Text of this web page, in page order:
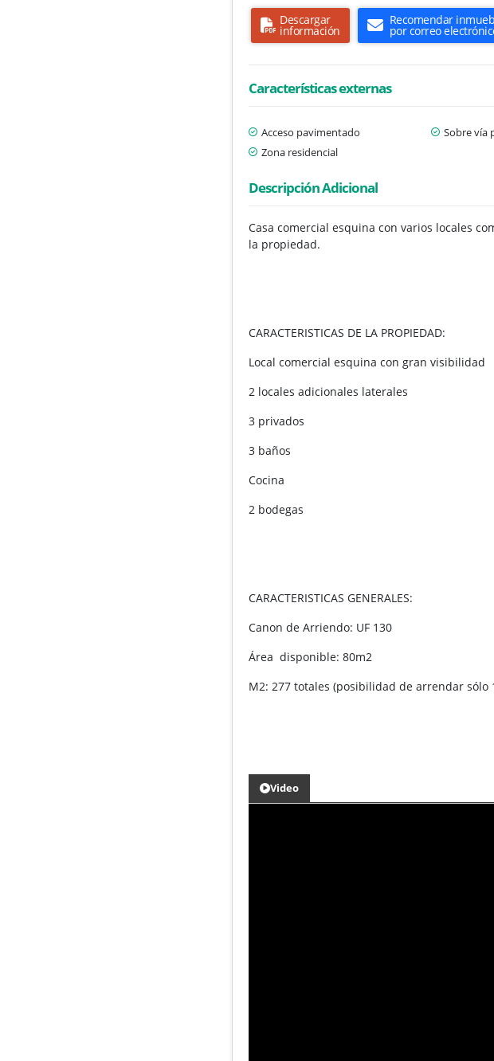
Descargar
información
Recomendar
por correo
Características externas
Acceso pavimentado Sobre vía
Zona residencial
Descripción Adicional
Casa comercial esquina con varios locales
la propiedad.
CARACTERISTICAS DE LA PROPIEDAD:
Local comercial esquina con gran visibilidad
2 locales adicionales laterales
3 privados
3 baños
Cocina
2 bodegas
CARACTERISTICAS GENERALES:
Canon de Arriendo: UF 130
Área disponible: 80m2
M2: 277 totales (posibilidad de arrendar sólo
Video